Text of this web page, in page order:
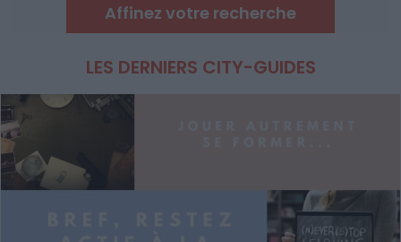
Affinez votre recherche
LES DERNIERS CITY-GUIDES